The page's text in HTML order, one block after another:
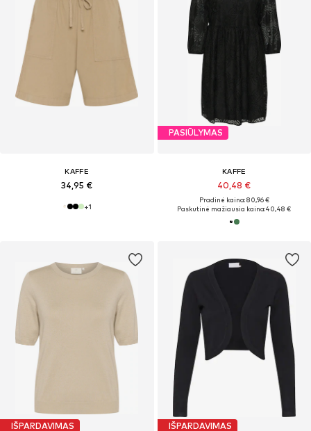
KAFFE
34,95 €
+1
PASIŪLYMAS
KAFFE
40,48 €
Pradinė kaina: 80,96 €
Paskutinė mažiausia kaina:40,48 €
IŠPARDAVIMAS IŠPARDAVIMAS